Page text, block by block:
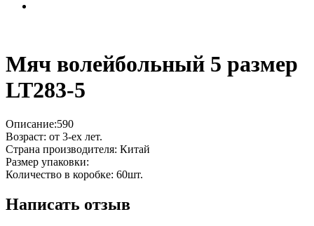
Мяч волейбольный 5 размер
LT283-5
Описание:590
Возраст: от 3-ех лет.
Страна производителя: Китай
Размер упаковки:
Количество в коробке: 60шт.
Написать отзыв